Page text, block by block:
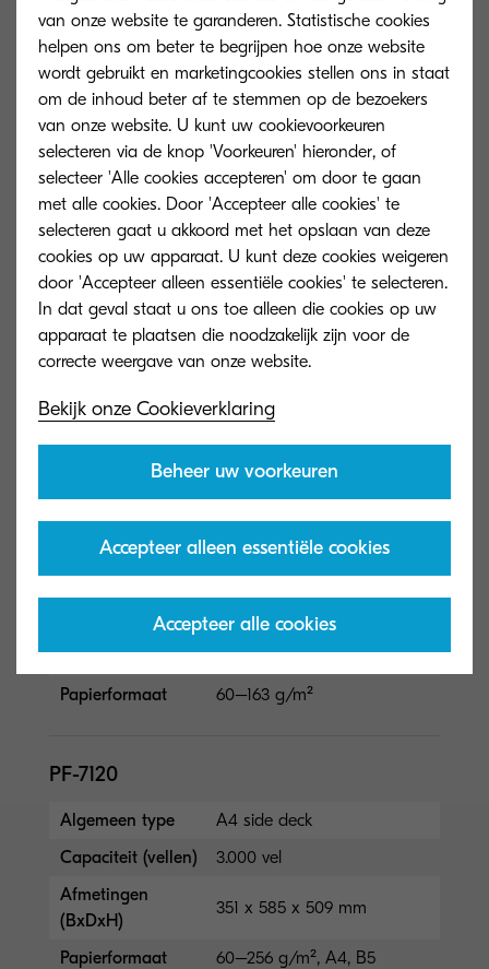
g/m2, A3, B4, A4R
Bookletvouwen: maximaal
16 vel (64 pagina's, 60 – 90
g/...
Meer informatie
DT-730(B)
Algemeen type
Document tray
Capaciteit (vellen)
Afmetingen
(BxDxH)
Algemeen type
Mailboxsorteerder voor DF-
50 vel A3/B4
(BxDxH)
(B x D x H) 510 × 400 ×
470 mm
Papierformaat
60–163 g/m²
PF-7120
Algemeen type
A4 side deck
Capaciteit (vellen)
3.000 vel
Afmetingen
(BxDxH)
351 x 585 x 509 mm
Papierformaat 60–256 g/m², A4, B5
van onze website te garanderen. Statistische cookies
helpen ons om beter te begrijpen hoe onze website
wordt gebruikt en marketingcookies stellen ons in staat
om de inhoud beter af te stemmen op de bezoekers
van onze website. U kunt uw cookievoorkeuren
selecteren via de knop 'Voorkeuren' hieronder, of
selecteer 'Alle cookies accepteren' om door te gaan
met alle cookies. Door 'Accepteer alle cookies' te
selecteren gaat u akkoord met het opslaan van deze
cookies op uw apparaat. U kunt deze cookies weigeren
door 'Accepteer alleen essentiële cookies' te selecteren.
In dat geval staat u ons toe alleen die cookies op uw
apparaat te plaatsen die noodzakelijk zijn voor de
Bekijk onze Cookieverklaring
Beheer uw voorkeuren
Accepteer alleen essentiële cookies
Accepteer alle cookies